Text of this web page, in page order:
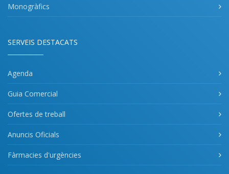
Monogràfics
SERVEIS DESTACATS
Agenda
Guia Comercial
Ofertes de treball
Anuncis Oficials
Fàrmacies d'urgències